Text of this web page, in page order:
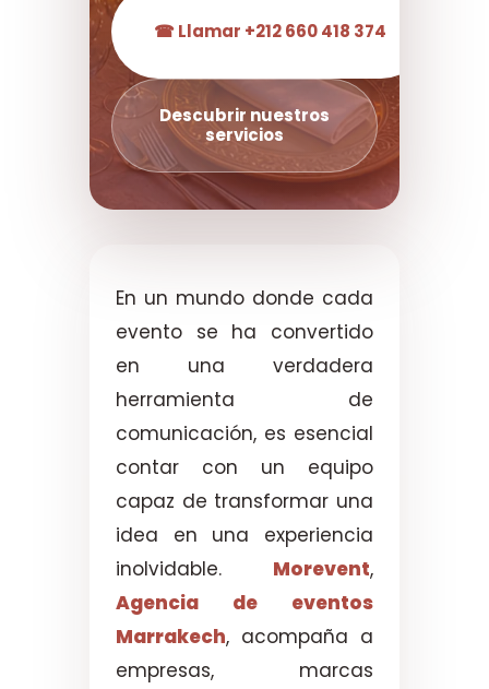
☎ Llamar +212 660 418 374
Descubrir nuestros
servicios
En un mundo donde cada
evento se ha convertido
en una verdadera
herramienta de
comunicación, es esencial
contar con un equipo
capaz de transformar una
idea en una experiencia
inolvidable. Morevent,
Agencia de eventos
Marrakech, acompaña a
empresas, marcas